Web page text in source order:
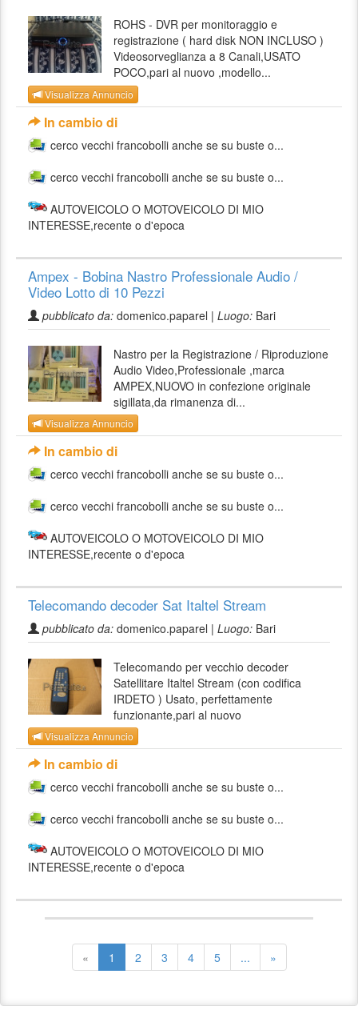
ROHS - DVR per monitoraggio e
registrazione ( hard disk NON INCLUSO )
Videosorveglianza a 8 Canali,USATO
POCO,pari al nuovo ,modello...
Visualizza Annuncio
In cambio di
cerco vecchi francobolli anche se su buste o...
cerco vecchi francobolli anche se su buste o...
AUTOVEICOLO O MOTOVEICOLO DI MIO
INTERESSE,recente o d'epoca
Ampex - Bobina Nastro Professionale Audio /
Video Lotto di 10 Pezzi
pubblicato da: domenico.paparel | Luogo: Bari
Nastro per la Registrazione / Riproduzione
Audio Video,Professionale ,marca
AMPEX,NUOVO in confezione originale
sigillata,da rimanenza di...
Visualizza Annuncio
In cambio di
cerco vecchi francobolli anche se su buste o...
cerco vecchi francobolli anche se su buste o...
AUTOVEICOLO O MOTOVEICOLO DI MIO
INTERESSE,recente o d'epoca
Telecomando decoder Sat Italtel Stream
pubblicato da: domenico.paparel | Luogo: Bari
Telecomando per vecchio decoder
Satellitare Italtel Stream (con codifica
IRDETO ) Usato, perfettamente
funzionante,pari al nuovo
Visualizza Annuncio
In cambio di
cerco vecchi francobolli anche se su buste o...
cerco vecchi francobolli anche se su buste o...
AUTOVEICOLO O MOTOVEICOLO DI MIO
INTERESSE,recente o d'epoca
« 1 2 3 4 5 ... »